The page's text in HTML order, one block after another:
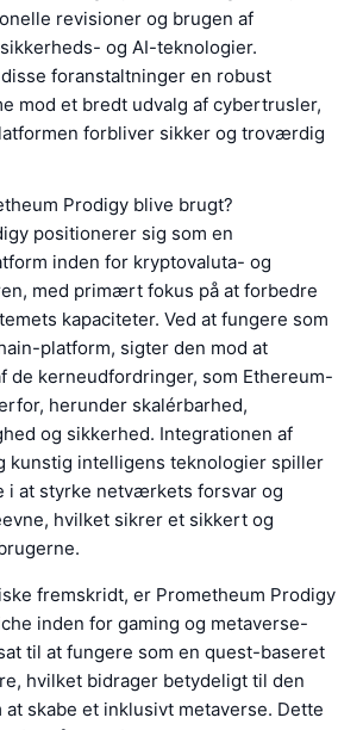
revisioner og brugen af
og AI-teknologier.
foranstaltninger en robust
mod et bredt udvalg af cybertrusler,
forbliver sikker og troværdig
Prodigy blive brugt?
positionerer sig som en
inden for kryptovaluta- og
med primært fokus på at forbedre
kapaciteter. Ved at fungere som
platform, sigter den mod at
de kerneudfordringer, som Ethereum-
herunder skalérbarhed,
og sikkerhed. Integrationen af
kunstig intelligens teknologier spiller
i at styrke netværkets forsvar og
hvilket sikrer et sikkert og
fremskridt, er Prometheum Prodigy
inden for gaming og metaverse-
til at fungere som en quest-baseret
hvilket bidrager betydeligt til den
skabe et inklusivt metaverse. Dette